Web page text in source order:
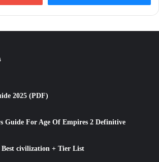
2025 (PDF)
Guide For Age Of Empires 2 Definitive
Best civilization + Tier List